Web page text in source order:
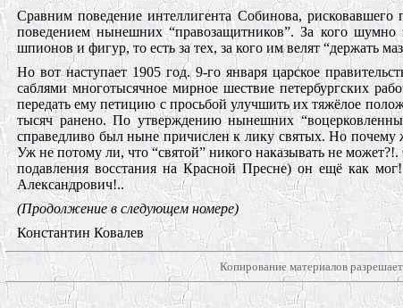
Сравним поведение интеллигента Собинова,
поведением нынешних “правозащитников”. За кого
шпионов и фигур, то есть за тех, за кого им велят “держать
Но вот наступает 1905 год. 9-го января царское
саблями многотысячное мирное шествие петербургских
передать ему петицию с просьбой улучшить их тяжёлое
тысяч ранено. По утверждению нынешних
справедливо был ныне причислен к лику святых. Но почему
Уж не потому ли, что “святой” никого наказывать не
подавления восстания на Красной Пресне) он ещё как
Александрович!..
(Продолжение в следующем номере)
Константин Ковалев
Копирование материалов